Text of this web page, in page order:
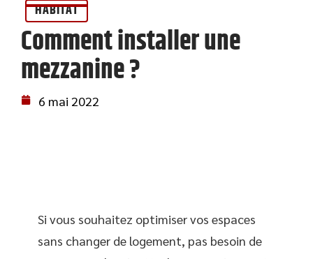
HABITAT
Comment installer une
mezzanine ?
6 mai 2022
Si vous souhaitez optimiser vos espaces
sans changer de logement, pas besoin de